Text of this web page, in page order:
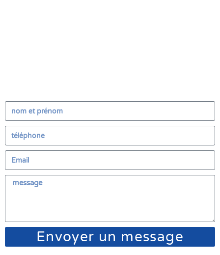
Envoyer un message